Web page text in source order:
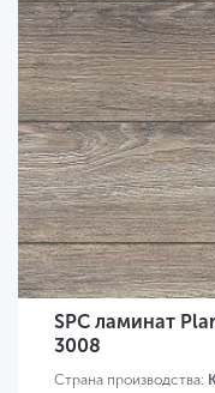
SPC ламинат
3008
Страна производства: